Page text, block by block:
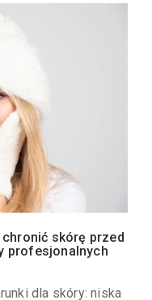
skórę przed
profesjonalnych
dla skóry: niska